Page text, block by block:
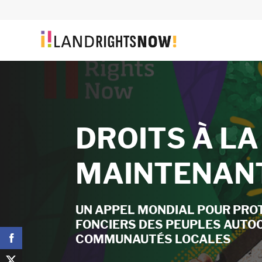
DROITS À
UN APPEL MONDIAL POUR
FONCIERS DES PEUPLES
COMMUNAUTÉS LOCALES
DROITS À
UN APPEL MONDIAL POUR
FONCIERS DES PEUPLES
COMMUNAUTÉS LOCALES
DROITS À
UN APPEL MONDIAL POUR
FONCIERS DES PEUPLES
COMMUNAUTÉS LOCALES